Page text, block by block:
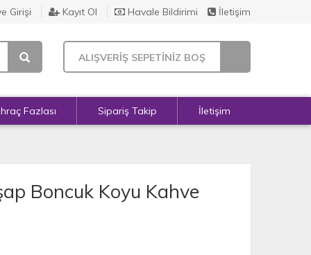
Girişi Kayıt Ol Havale Bildirimi İletişim
ALIŞVERİŞ SEPETİNİZ BOŞ
Fazlası Sipariş Takip İletişim
Boncuk Koyu Kahve